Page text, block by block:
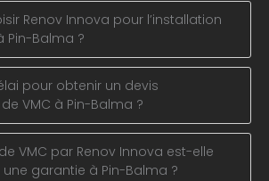
Renov Innova pour l’installation
Pin-Balma ?
pour obtenir un devis
VMC à Pin-Balma ?
VMC par Renov Innova est-elle
garantie à Pin-Balma ?